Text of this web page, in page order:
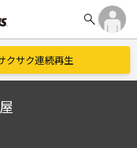
search
クサク連続再生